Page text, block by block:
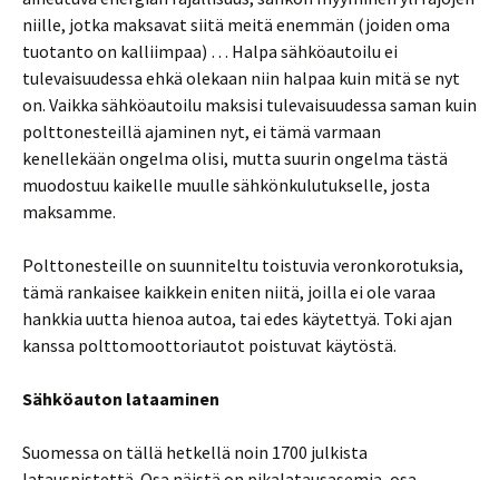
niille, jotka maksavat siitä meitä enemmän (joiden oma
tuotanto on kalliimpaa) … Halpa sähköautoilu ei
tulevaisuudessa ehkä olekaan niin halpaa kuin mitä se nyt
on. Vaikka sähköautoilu maksisi tulevaisuudessa saman kuin
polttonesteillä ajaminen nyt, ei tämä varmaan
kenellekään ongelma olisi, mutta suurin ongelma tästä
muodostuu kaikelle muulle sähkönkulutukselle, josta
maksamme.
Polttonesteille on suunniteltu toistuvia veronkorotuksia,
tämä rankaisee kaikkein eniten niitä, joilla ei ole varaa
hankkia uutta hienoa autoa, tai edes käytettyä. Toki ajan
kanssa polttomoottoriautot poistuvat käytöstä.
Sähköauton lataaminen
Suomessa on tällä hetkellä noin 1700 julkista